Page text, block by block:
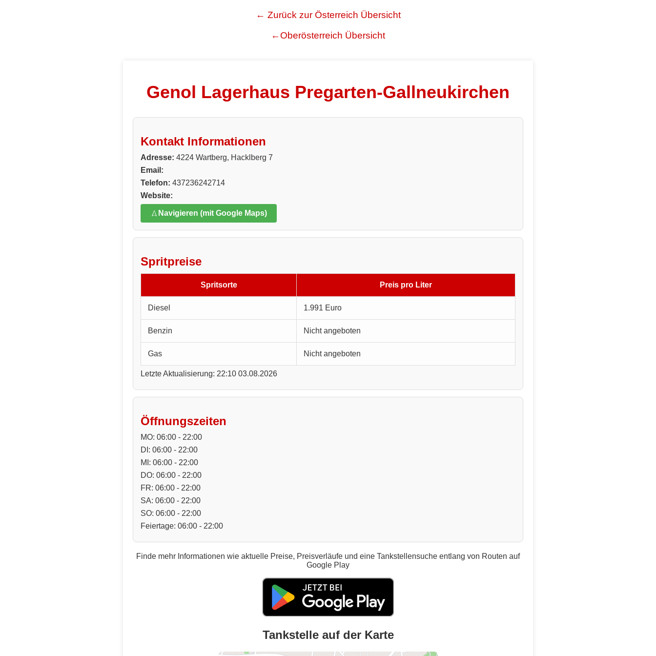
← Zurück zur Österreich Übersicht
←Oberösterreich Übersicht
Genol Lagerhaus Pregarten-Gallneukirchen
Kontakt Informationen
Adresse: 4224 Wartberg, Hacklberg 7
Email:
Telefon: 437236242714
Website:
Navigieren (mit Google Maps)
Spritpreise
Spritsorte Preis pro Liter
Diesel 1.991 Euro
Benzin Nicht angeboten
Gas Nicht angeboten
Letzte Aktualisierung: 22:10 03.08.2026
Öffnungszeiten
MO: 06:00 - 22:00
DI: 06:00 - 22:00
MI: 06:00 - 22:00
DO: 06:00 - 22:00
FR: 06:00 - 22:00
SA: 06:00 - 22:00
SO: 06:00 - 22:00
Feiertage: 06:00 - 22:00
Finde mehr Informationen wie aktuelle Preise, Preisverläufe und eine Tankstellensuche entlang von Routen auf
Google Play
Tankstelle auf der Karte